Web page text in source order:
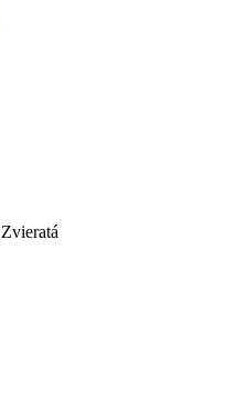
Zvieratá